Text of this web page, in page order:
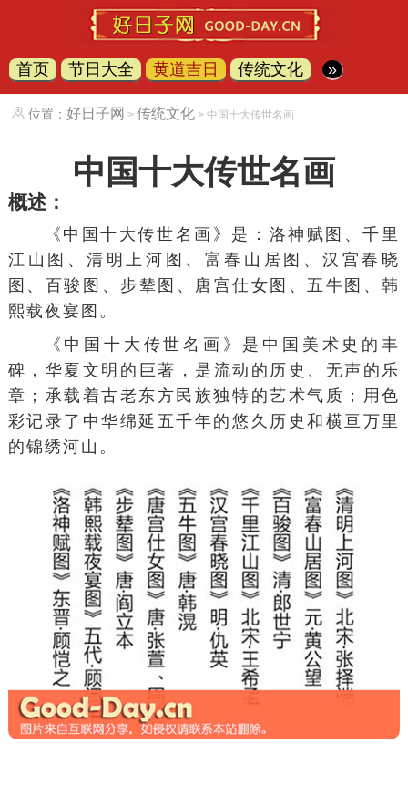
首页 节日大全 黄道吉日 传统文化 »
位置： 好日子网 > 传统文化> 中国十大传世名画
中国十大传世名画
概述：
《中国十大传世名画》是： 洛神赋图 、千里
江山图 、清明上河图 、 富春山居图 、汉宫春晓
图 、 百骏图 、 步辇图 、 唐宫仕女图 、五牛图 、韩
熙载夜宴图 。
《中国十大传世名画》是 中国美术史 的丰
碑， 华夏文明 的 巨著 ，是流动的历史、无声的乐
章；承载着古老东方民族独特的艺术气质 ；用色
彩记录了中华绵延五千年的悠久历史和横亘万里
的锦绣河山。